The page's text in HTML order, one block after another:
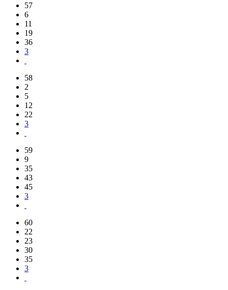
57
6
11
19
36
3
58
2
5
12
22
3
59
9
35
43
45
3
60
22
23
30
35
3